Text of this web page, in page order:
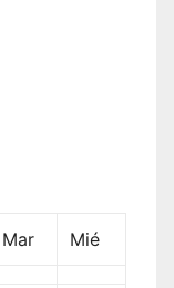
Mar Mié